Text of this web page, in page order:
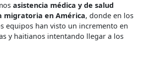
asistencia médica y de salud
migratoria en América, donde en los
equipos han visto un incremento en
y haitianos intentando llegar a los